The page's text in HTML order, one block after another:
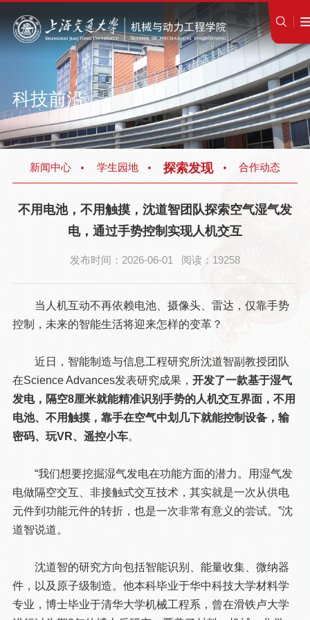
科技前沿
新闻中心 学生园地 探索发现 合作动态
不用电池，不用触摸，沈道智团队探索空气湿气发
电，通过手势控制实现人机交互
发布时间：2026-06-01 阅读：19258
当人机互动不再依赖电池、摄像头、雷达，仅靠手势
控制，未来的智能生活将迎来怎样的变革？
近日，智能制造与信息工程研究所沈道智副教授团队
在Science Advances发表研究成果，开发了一款基于湿气
发电，隔空8厘米就能精准识别手势的人机交互界面，不用
电池、不用触摸，靠手在空气中划几下就能控制设备，输
密码、玩VR、遥控小车。
“我们想要挖掘湿气发电在功能方面的潜力。用湿气发
电做隔空交互、非接触式交互技术，其实就是一次从供电
元件到功能元件的转折，也是一次非常有意义的尝试。”沈
道智说道。
沈道智的研究方向包括智能识别、能量收集、微纳器
件，以及原子级制造。他本科毕业于华中科技大学材料学
专业，博士毕业于清华大学机械工程系，曾在滑铁卢大学